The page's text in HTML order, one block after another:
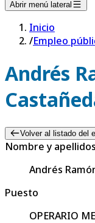
Abrir menú lateral
Inicio
/Empleo
Andrés
Volver al listado del
Nombre y apellidos
Andrés
Puesto
OPERARIO